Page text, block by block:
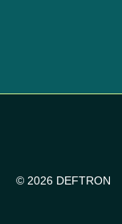
© 2026 DEFTRON